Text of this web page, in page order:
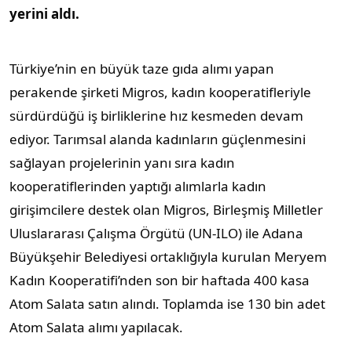
yerini aldı.
Türkiye’nin en büyük taze gıda alımı yapan
perakende şirketi Migros, kadın kooperatifleriyle
sürdürdüğü iş birliklerine hız kesmeden devam
ediyor. Tarımsal alanda kadınların güçlenmesini
sağlayan projelerinin yanı sıra kadın
kooperatiflerinden yaptığı alımlarla kadın
girişimcilere destek olan Migros, Birleşmiş Milletler
Uluslararası Çalışma Örgütü (UN-ILO) ile Adana
Büyükşehir Belediyesi ortaklığıyla kurulan Meryem
Kadın Kooperatifi’nden son bir haftada 400 kasa
Atom Salata satın alındı. Toplamda ise 130 bin adet
Atom Salata alımı yapılacak.